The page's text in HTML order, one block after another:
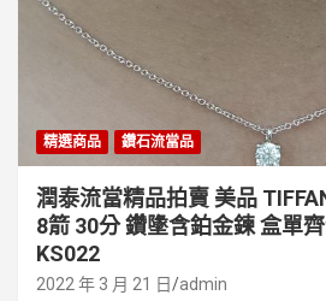
精選商品 鑽石流當品
潤泰流當精品拍賣 美品
8箭 30分 鑽墬含鉑金鍊 盒單
KS022
2022 年 3 月 21 日 admin